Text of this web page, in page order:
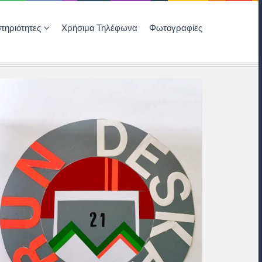
Χρήσιμα Τηλέφωνα Φωτογραφίες